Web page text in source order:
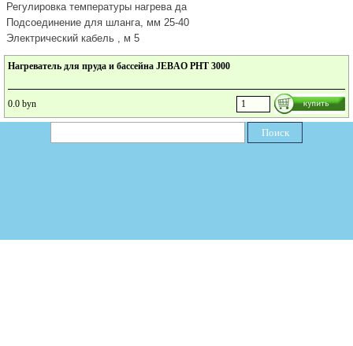
Регулировка температуры нагрева да
Подсоединение для шланга, мм 25-40
Электрический кабель , м 5
Нагреватель для пруда и бассейна JEBAO PHT 3000
0.0 byn
Поиск